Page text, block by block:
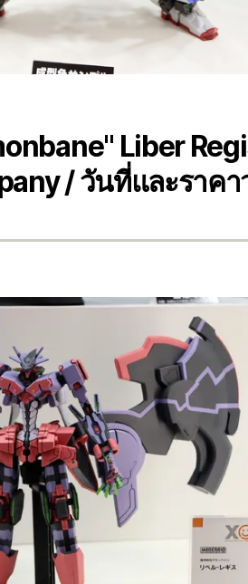
Liber
/ วันที่และราคา